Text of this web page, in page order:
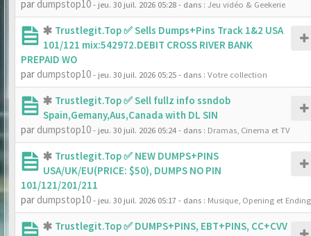
par dumpstop10- jeu. 30 juil. 2026 05:28- dans : Jeu vidéo & Geekerie
Trustlegit.Top ✅ Sells Dumps+Pins Track 1&2 USA
101/121 mix:542972.DEBIT CROSS RIVER BANK
PREPAID WO
par dumpstop10- jeu. 30 juil. 2026 05:25- dans : Votre collection
Trustlegit.Top ✅ Sell fullz info ssndob
Spain,Gemany,Aus,Canada with DL SIN
par dumpstop10- jeu. 30 juil. 2026 05:24- dans : Dramas, Cinema et TV
Trustlegit.Top ✅ NEW DUMPS+PINS
USA/UK/EU(PRICE: $50), DUMPS NO PIN
101/121/201/211
par dumpstop10- jeu. 30 juil. 2026 05:17- dans : Musique, Opening et Ending
Trustlegit.Top ✅ DUMPS+PINS, EBT+PINS, CC+CVV